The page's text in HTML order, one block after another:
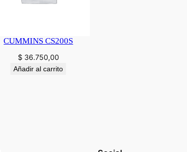
CUMMINS CS200S
$36.750,00
Añadir al carrito